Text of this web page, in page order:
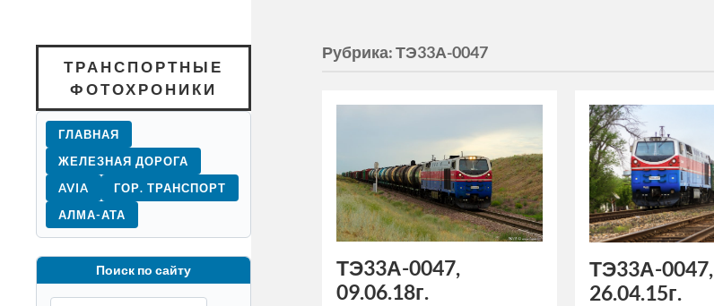
ТРАНСПОРТНЫЕ
ФОТОХРОНИКИ
ГЛАВНАЯ
ЖЕЛЕЗНАЯ ДОРОГА
AVIA
ГОР. ТРАНСПОРТ
АЛМА-АТА
Поиск по сайту
Рубрика:ТЭ33А-0047
ТЭ33А-0047,
09.06.18г.
ТЭ33А-0047,
26.04.15г.